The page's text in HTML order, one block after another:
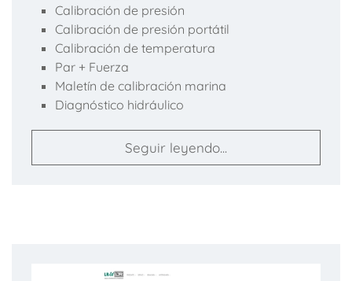
Calibración de presión
Calibración de presión portátil
Calibración de temperatura
Par + Fuerza
Maletín de calibración marina
Diagnóstico hidráulico
Seguir leyendo...